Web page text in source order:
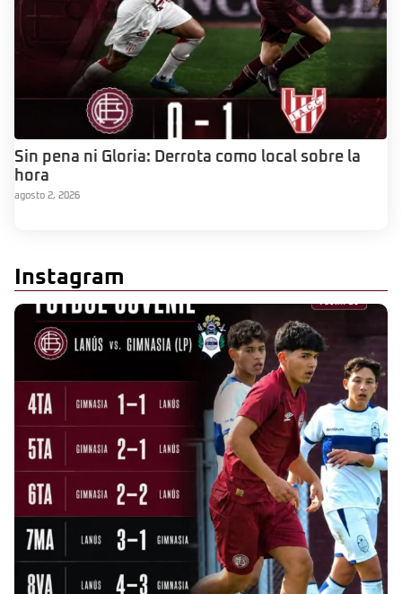
Sin pena ni Gloria: Derrota como local sobre la
hora
agosto 2, 2026
Instagram